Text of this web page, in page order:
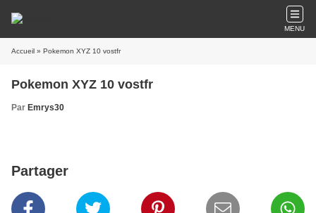
MENU
Accueil » Pokemon XYZ 10 vostfr
Pokemon XYZ 10 vostfr
Par Emrys30
Partager